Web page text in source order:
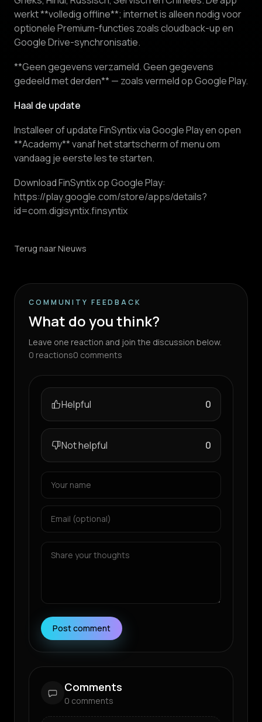
werkt **volledig offline**; internet is alleen nodig voor
optionele Premium-functies zoals cloudback-up en
Google Drive-synchronisatie.
**Geen gegevens verzameld. Geen gegevens
gedeeld met derden** — zoals vermeld op Google Play.
Haal de update
Installeer of update FinSyntix via Google Play en open
**Academy** vanaf het startscherm of menu om
vandaag je eerste les te starten.
Download FinSyntix op Google Play:
https://play.google.com/store/apps/details?
id=com.digisyntix.finsyntix
Terug naar Nieuws
COMMUNITY FEEDBACK
What do you think?
Leave one reaction and join the discussion below.
0 reactions0 comments
Helpful 0
Not helpful 0
Post comment
Comments
0 comments